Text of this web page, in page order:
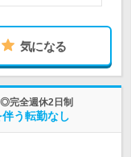
気になる
完全週休2日制
う転勤なし